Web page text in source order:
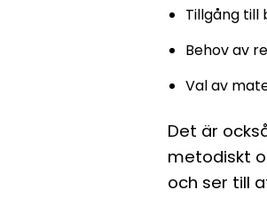
Tillgång till
Behov av
Val av
Det är
metodiskt
och ser till